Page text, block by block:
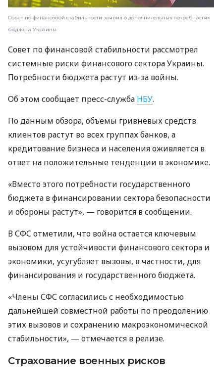
Совет по финансовой стабильности заявил о дополнительных потребностях
бюджета Украины
Совет по финансовой стабильности рассмотрел
системные риски финансового сектора Украины.
Потребности бюджета растут из-за войны.
Об этом сообщает пресс-служба НБУ.
По данным обзора, объемы гривневых средств
клиентов растут во всех группах банков, а
кредитование бизнеса и населения оживляется в
ответ на положительные тенденции в экономике.
«Вместо этого потребности государственного
бюджета в финансировании сектора безопасности
и обороны растут», — говорится в сообщении.
В СФС отметили, что война остается ключевым
вызовом для устойчивости финансового сектора и
экономики, усугубляет вызовы, в частности, для
финансирования и государственного бюджета.
«Члены СФС согласились с необходимостью
дальнейшей совместной работы по преодолению
этих вызовов и сохранению макроэкономической
стабильности», — отмечается в релизе.
Страхование военных рисков